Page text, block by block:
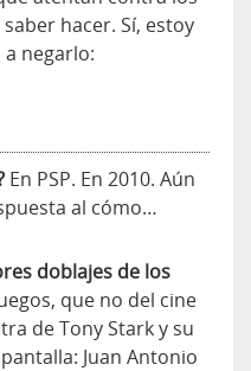
hacer. Sí, estoy
negarlo:
En PSP. En 2010. Aún
al cómo…
doblajes de los
que no del cine
de Tony Stark y su
Juan Antonio